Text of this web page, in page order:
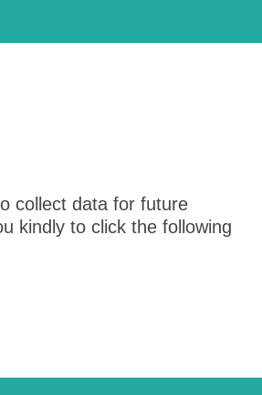
collect data for future
kindly to click the following